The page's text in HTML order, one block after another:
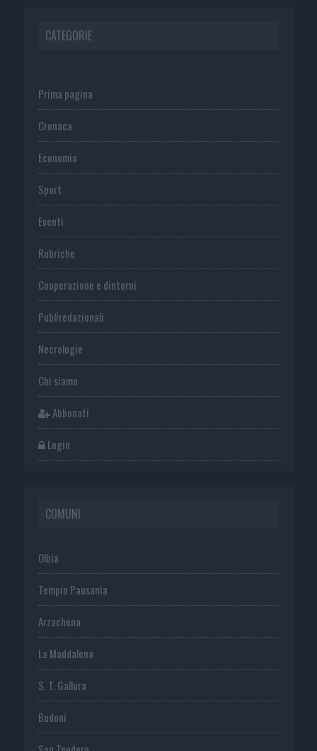
CATEGORIE
Prima pagina
Cronaca
Economia
Sport
Eventi
Rubriche
Cooperazione e dintorni
Publiredazionali
Necrologie
Chi siamo
Abbonati
Login
COMUNI
Olbia
Tempio Pausania
Arzachena
La Maddalena
S. T. Gallura
Budoni